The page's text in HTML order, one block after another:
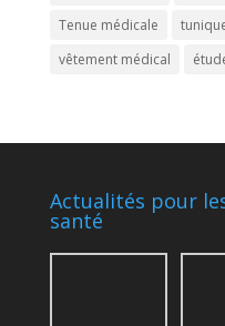
Tenue médicale
vêtement médical
Actualités pour
santé